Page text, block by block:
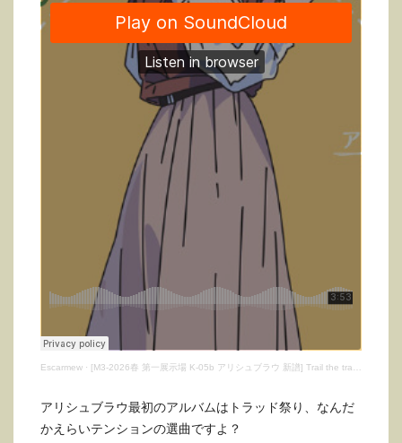
Escarmew · [M3-2026春 第一展示場 K-05b アリシュブラウ 新譜] Trail the trails: trail 9 xf
アリシュブラウ最初のアルバムはトラッド祭り、なんだ
かえらいテンションの選曲ですよ？